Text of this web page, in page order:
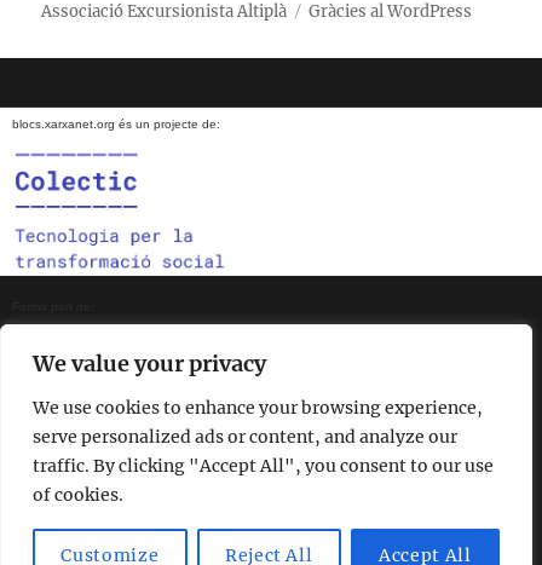
We value your privacy
We use cookies to enhance your browsing experience,
serve personalized ads or content, and analyze our
traffic. By clicking "Accept All", you consent to our use
of cookies.
Customize Reject All Accept All
Associació Excursionista Altiplà Gràcies al WordPress
blocs.xarxanet.org és un projecte de:
En col·laboració amb:
Amb el suport de: